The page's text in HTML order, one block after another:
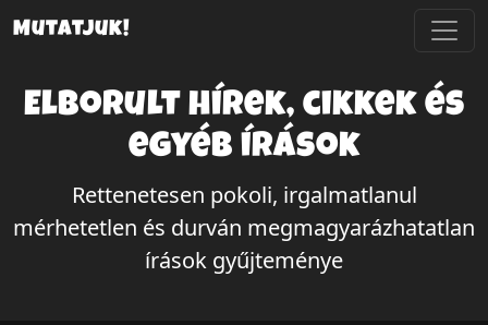
Mutatjuk!
Elborult hírek, cikkek és
egyéb írások
Rettenetesen pokoli, irgalmatlanul
mérhetetlen és durván megmagyarázhatatlan
írások gyűjteménye